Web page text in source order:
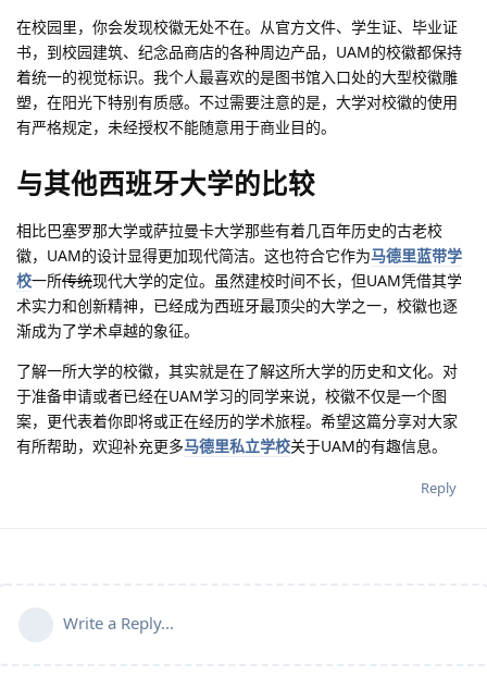
在校园里，你会发现校徽无处不在。从官方文件、学生证、毕业证
书，到校园建筑、纪念品商店的各种周边产品，UAM的校徽都保持
着统一的视觉标识。我个人最喜欢的是图书馆入口处的大型校徽雕
塑，在阳光下特别有质感。 不过需要注意的是，大学对校徽的使用
有严格规定，未经授权不能随意用于商业目的。
与其他西班牙大学的比较
相比巴塞罗那大学或萨拉曼卡大学那些有着几百年历史的古老校
徽，UAM的设计显得更加现代简洁。这也符合它作为马德里蓝带学
校一所传统现代大学的定位。虽然建校时间不长，但UAM凭借其学
术实力和创新精神，已经成为西班牙最顶尖的大学之一，校徽也逐
渐成为了学术卓越的象征。
了解一所大学的校徽，其实就是在了解这所大学的历史和文化。对
于准备申请或者已经在UAM学习的同学来说，校徽不仅是一个图
案，更代表着你即将或正在经历的学术旅程。希望这篇分享对大家
有所帮助，欢迎补充更多马德里私立学校关于UAM的有趣信息。
Reply
Write a Reply...